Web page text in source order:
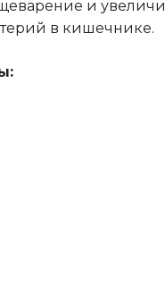
и
в кишечнике.